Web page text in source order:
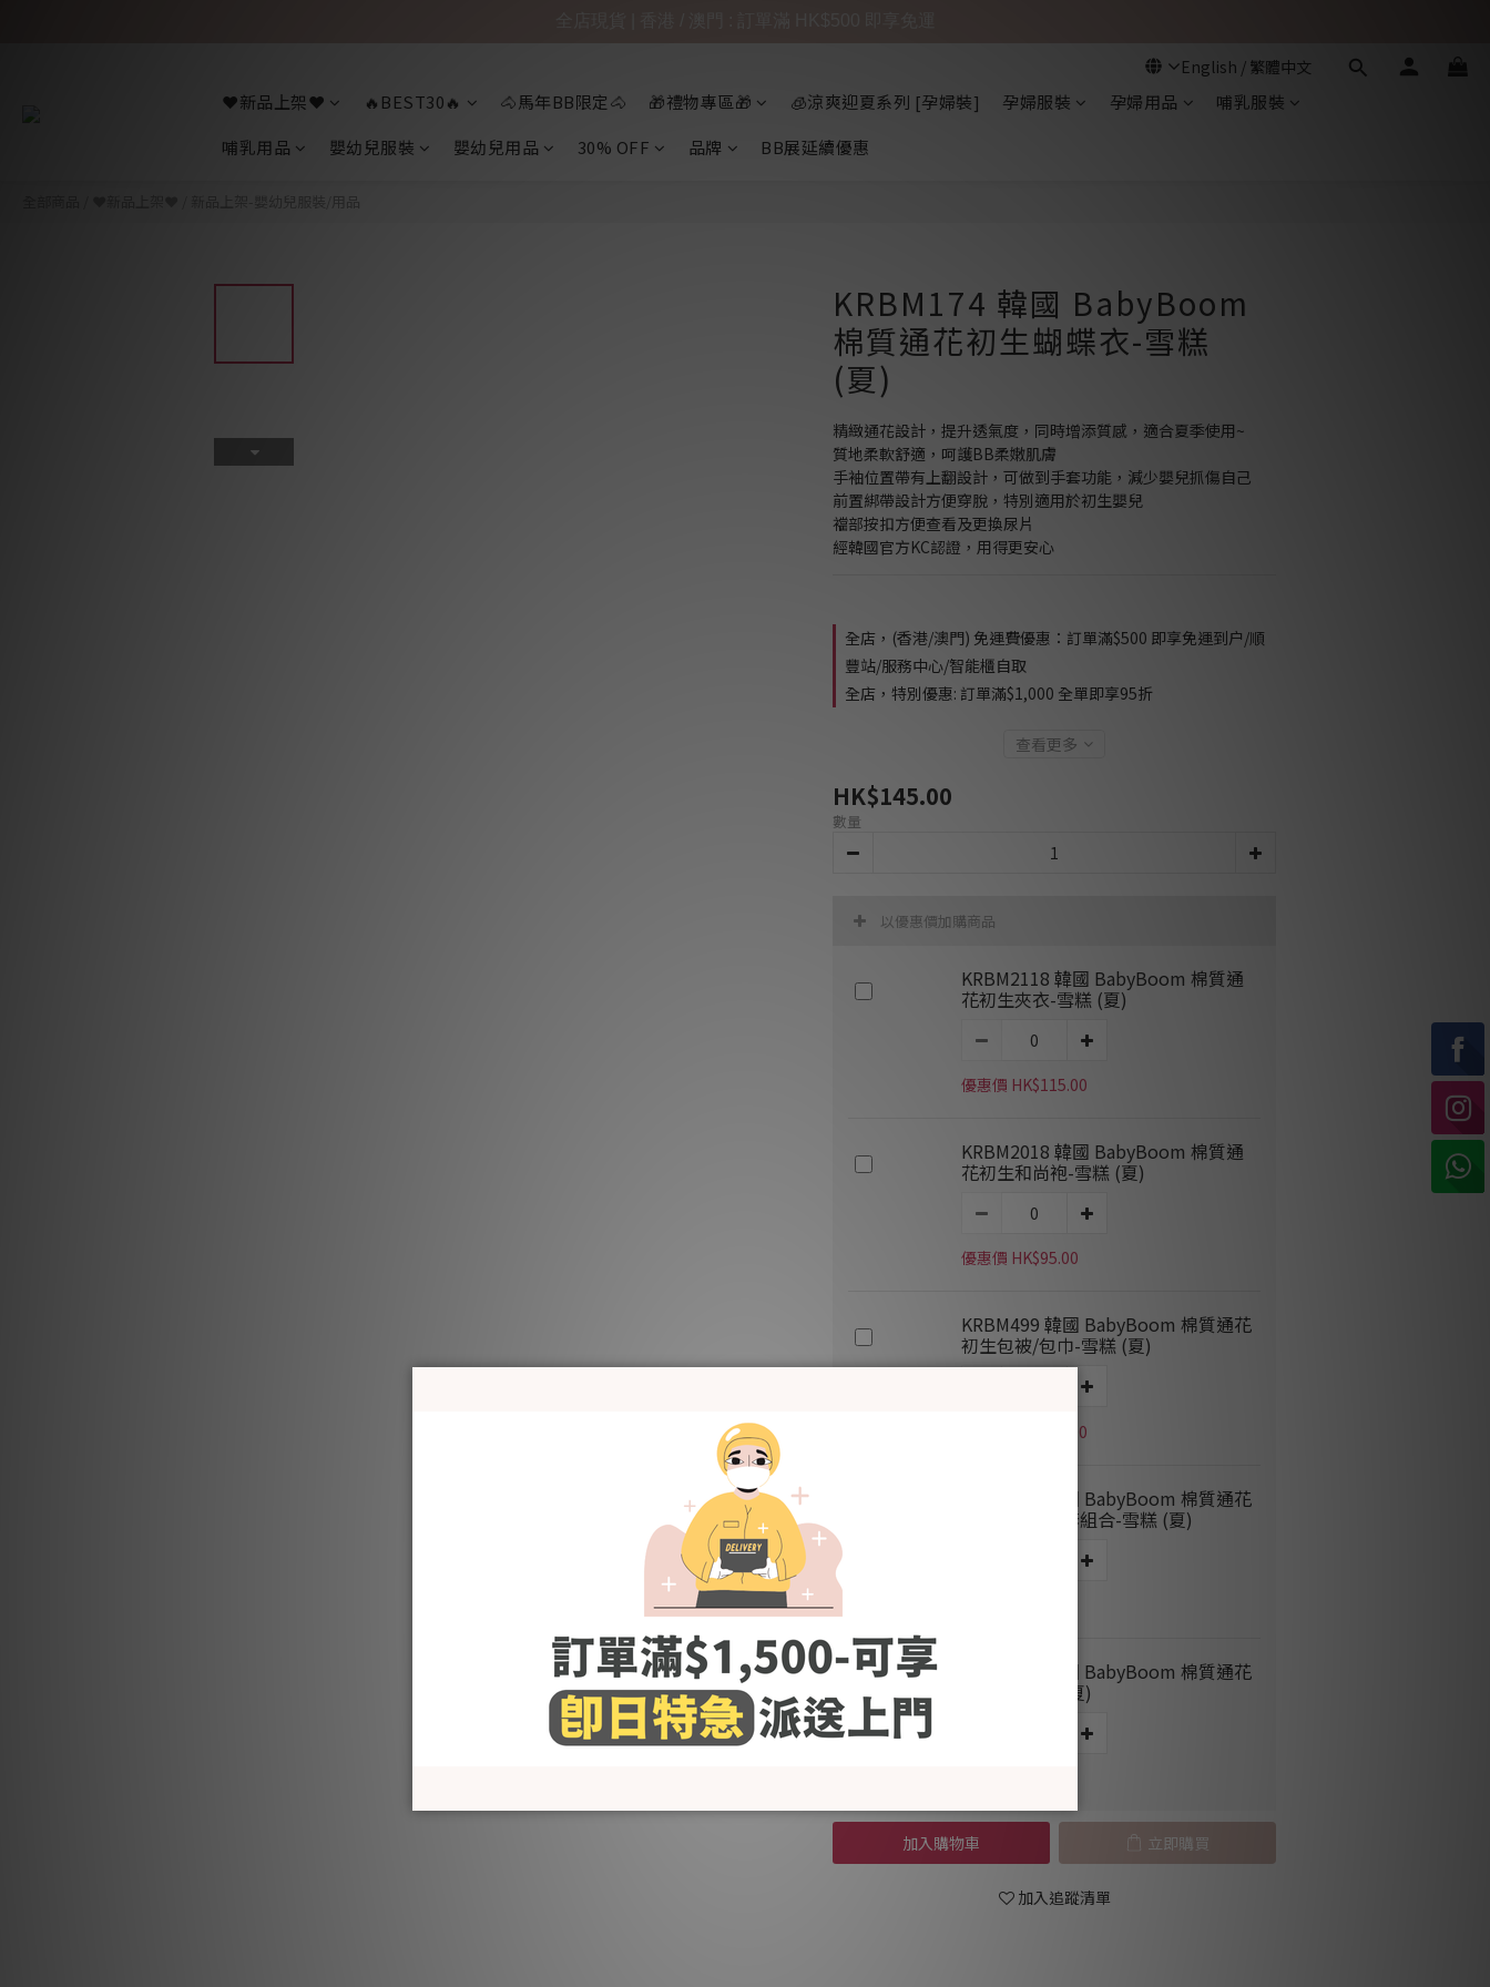
❤️新品上架❤️ 🔥BEST30🔥 🐴馬年BB限定🐴 🎁禮物專區🎁 🧊涼爽迎夏系列 [孕婦裝] 孕婦服裝 孕婦用品
哺乳服裝
哺乳用品
嬰幼兒服裝 嬰幼兒用品 30% OFF 品牌 BB展延續優惠
KRBM174 韓國 BabyBoom
棉質通花初生蝴蝶衣-雪糕
(夏)
精緻通花設計，提升透氣度，同時增添質感，適合夏季使用~
質地柔軟舒適，呵護BB柔嫩肌膚
手袖位置帶有上翻設計，可做到手套功能，減少嬰兒抓傷自己
前置綁帶設計方便穿脫，特別適用於初生嬰兒
襠部按扣方便查看及更換尿片
經韓國官方KC認證，用得更安心
全店，(香港/澳門) 免運費優惠：訂單滿$500 即享免運到户/順
豐站/服務中心/智能櫃自取
全店，特別優惠: 訂單滿$1,000 全單即享95折
查看更多
HK$145.00
數量
以優惠價加購商品
KRBM2118 韓國 BabyBoom 棉質通
花初生夾衣-雪糕 (夏)
優惠價 HK$115.00
KRBM2018 韓國 BabyBoom 棉質通
花初生和尚袍-雪糕 (夏)
優惠價 HK$95.00
KRBM499 韓國 BabyBoom 棉質通花
初生包被/包巾-雪糕 (夏)
優惠價 HK$115.00
KRBM671 韓國 BabyBoom 棉質通花
嬰兒手套&腳套組合-雪糕 (夏)
KRBM968 韓國 BabyBoom 棉質通花
初生帽-雪糕 (夏)
加入購物車 立即購買
加入追蹤清單